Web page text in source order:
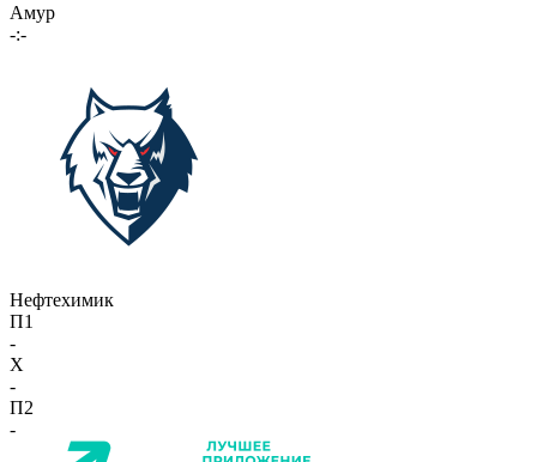
Амур
-:-
Нефтехимик
П1
-
X
-
П2
-